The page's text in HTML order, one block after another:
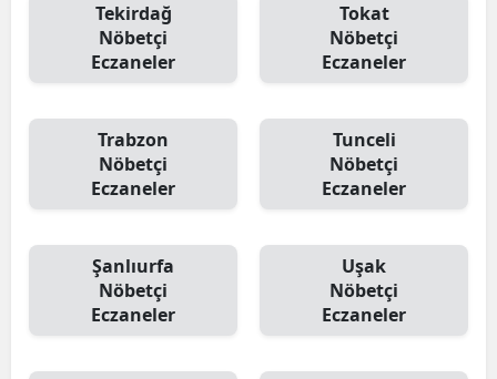
Tekirdağ
Nöbetçi
Eczaneler
Tokat
Nöbetçi
Eczaneler
Trabzon
Nöbetçi
Eczaneler
Tunceli
Nöbetçi
Eczaneler
Şanlıurfa
Nöbetçi
Eczaneler
Uşak
Nöbetçi
Eczaneler